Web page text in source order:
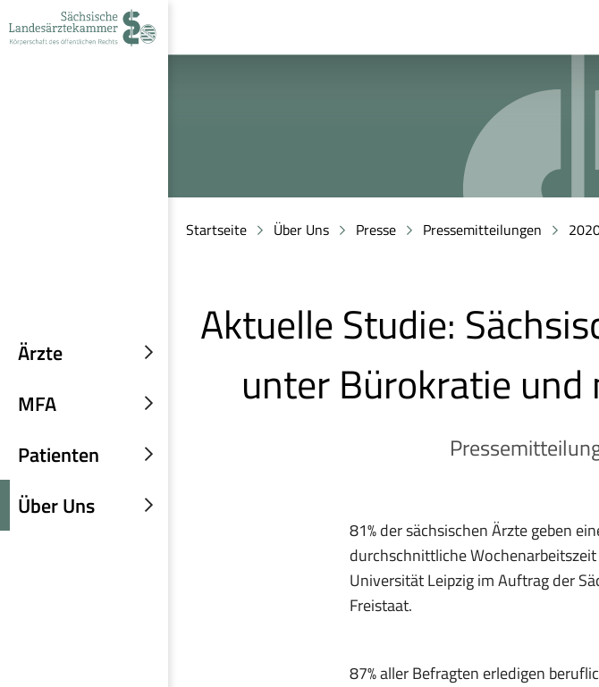
Navigation
Suche
Inhalt
Ärzte
Untermenü
MFA
Untermenü
Patienten
Untermenü
Über Uns
Untermenü
Startseite Über Uns Presse Pressemitteilungen
Aktuelle Studie:
unter Bürokratie
81% der sächsischen Ärzte geben
durchschnittliche
Universität Leipzig im Auftrag der
Freistaat.
87% aller Befragten erledigen